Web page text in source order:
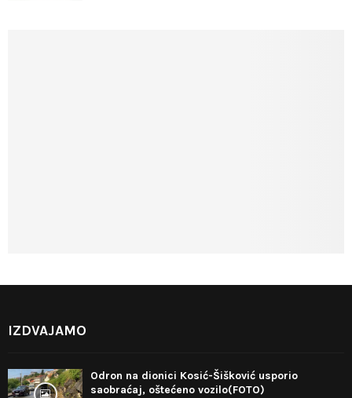
IZDVAJAMO
Odron na dionici Kosić-Šišković usporio
saobraćaj, oštećeno vozilo(FOTO)